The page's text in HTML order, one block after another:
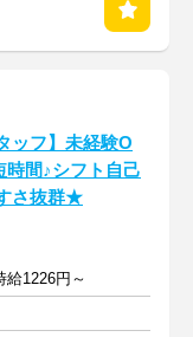
ッフ】未経験O
時間♪シフト自己
さ抜群★
1226円～